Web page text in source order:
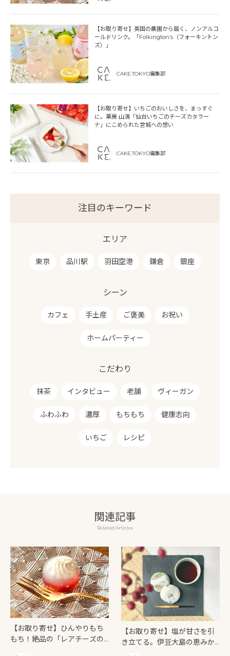
【お取り寄せ】英国の農園から届く、ノンアルコ
ールドリンク。「Folkington’s（フォーキントン
ズ）」
CAKE.TOKYO編集部
【お取り寄せ】いちごのおいしさを、まっすぐ
に。菓房 山清「仙台いちごのチーズカタラー
ナ」にこめられた宮城への想い
CAKE.TOKYO編集部
注目のキーワード
エリア
東京 品川駅 羽田空港 鎌倉 銀座
シーン
カフェ 手土産 ご褒美 お祝い
ホームパーティー
こだわり
抹茶 インタビュー 老舗 ヴィーガン
ふわふわ 濃厚 もちもち 健康志向
いちご レシピ
関連記事
Related Articles
【お取り寄せ】ひんやりもち
もち！絶品の「レアチーズの
【お取り寄せ】塩が甘さを引
き立てる。伊豆大島の恵みか